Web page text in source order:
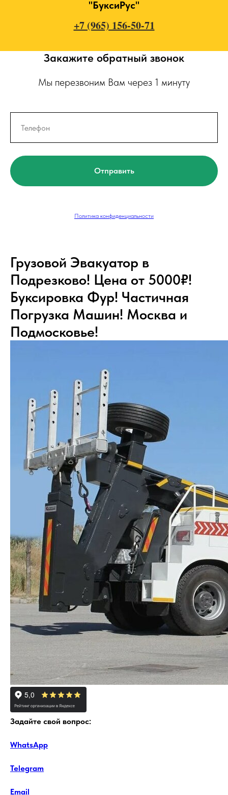
"БуксиРус"
+7 (965) 156-50-71
Закажите обратный звонок
Мы перезвоним Вам через 1 минуту
Отправить
Политика конфиденциальности
Грузовой Эвакуатор в
Подрезково! Цена от 5000₽!
Буксировка Фур! Частичная
Погрузка Машин! Москва и
Подмосковье!
Задайте свой вопрос:
WhatsApp
Telegram
Email